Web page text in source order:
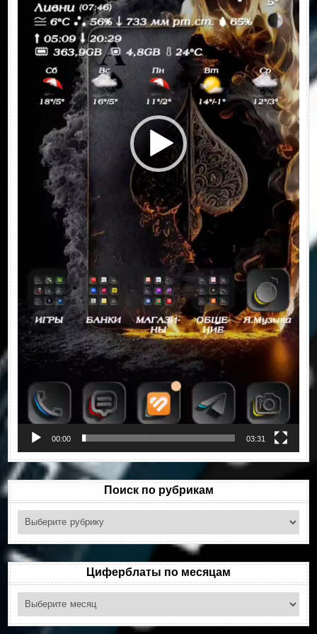
00:00 03:31
Поиск по рубрикам
Поиск
по
рубрикам
Циферблаты по месяцам
Циферблаты
по
месяцам